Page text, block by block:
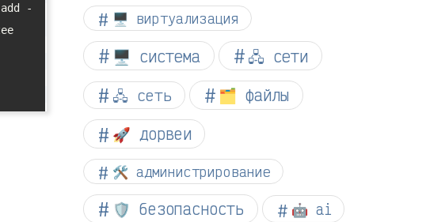
-
🖥️ виртуализация
🖥️ система 🖧 сети
🖧 сеть 🗂️ файлы
🚀 дорвеи
🛠️ администрирование
🛡️ безопасность 🤖 ai